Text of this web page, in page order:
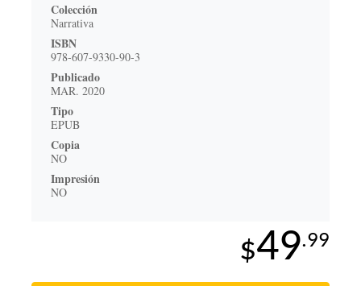
Colección
Narrativa
ISBN
978-607-9330-90-3
Publicado
MAR. 2020
Tipo
EPUB
Copia
NO
Impresión
NO
$49.99